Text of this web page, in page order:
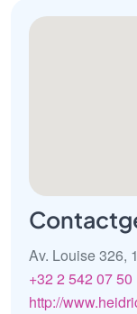
Av. Louise 326,
+32 2 542 07 50
http://